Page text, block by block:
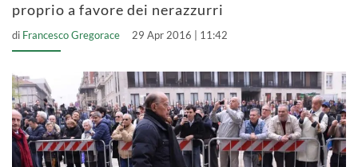
proprio a favore dei nerazzurri
di Francesco Gregorace 29 Apr 2016 | 11:42